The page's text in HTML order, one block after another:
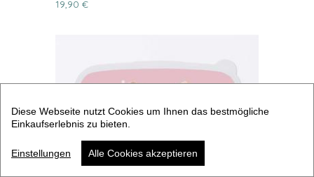
19,90 €
Diese Webseite nutzt Cookies um Ihnen das bestmögliche
Einkaufserlebnis zu bieten.
Einstellungen Alle Cookies akzeptieren